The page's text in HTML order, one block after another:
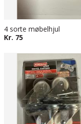
4 sorte møbelhjul
Kr. 75